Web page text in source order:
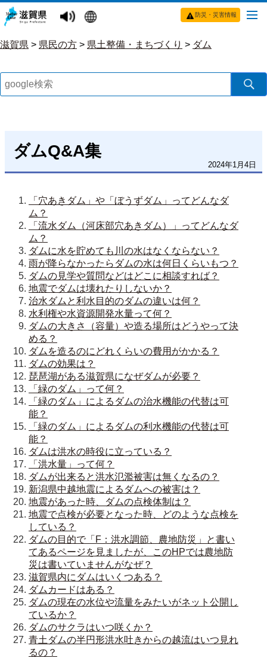
防災・災害情報
滋賀県 > 県民の方 > 県土整備・まちづくり > ダム
ダムQ&A集
2024年1月4日
「穴あきダム」や「ぼうずダム」ってどんなダ
ム？
「流水ダム（河床部穴あきダム）」ってどんなダ
ム？
ダムに水を貯めても川の水はなくならない？
雨が降らなかったらダムの水は何日くらいもつ？
ダムの見学や質問などはどこに相談すれば？
地震でダムは壊れたりしないか？
治水ダムと利水目的のダムの違いは何？
水利権や水資源開発水量って何？
ダムの大きさ（容量）や造る場所はどうやって決
める？
ダムを造るのにどれくらいの費用がかかる？
ダムの効果は？
琵琶湖がある滋賀県になぜダムが必要？
「緑のダム」って何？
「緑のダム」によるダムの治水機能の代替は可
能？
「緑のダム」によるダムの利水機能の代替は可
能？
ダムは洪水の時役に立っている？
「洪水量」って何？
ダムが出来ると洪水氾濫被害は無くなるの？
新潟県中越地震によるダムへの被害は？
地震があった時、ダムの点検体制は？
地震で点検が必要となった時、どのような点検を
している？
ダムの目的で「F：洪水調節、農地防災」と書い
てあるページを見ましたが、このHPでは農地防
災は書いていませんがなぜ？
滋賀県内にダムはいくつある？
ダムカードはある？
ダムの現在の水位や流量をみたいがネット公開し
ているか？
ダムのサクラはいつ咲くか？
青土ダムの半円形洪水吐きからの越流はいつ見れ
るの？